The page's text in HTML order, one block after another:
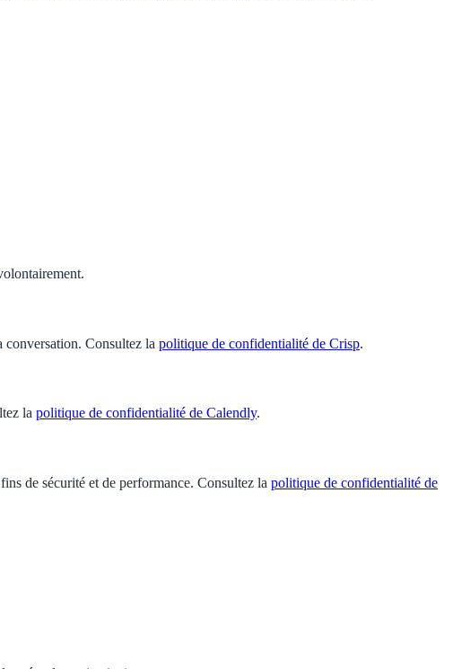
conversation. Consultez la politique de confidentialité de Crisp.
la politique de confidentialité de Calendly.
de sécurité et de performance. Consultez la politique de confidentialité de